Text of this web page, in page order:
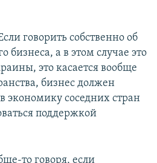
говорить собственно об
бизнеса, а в этом случае это
это касается вообще
бизнес должен
экономику соседних стран
поддержкой
то говоря, если